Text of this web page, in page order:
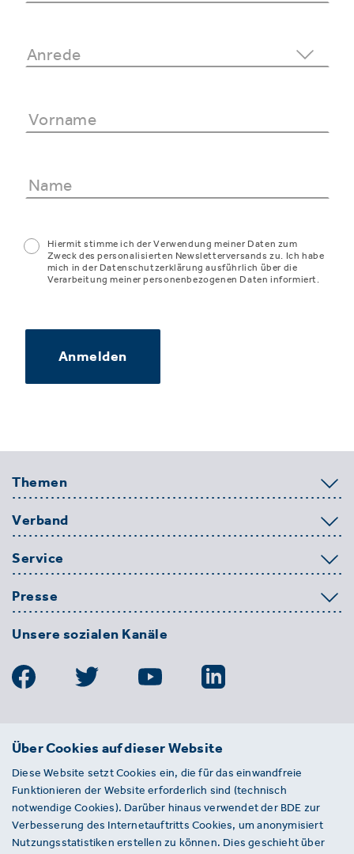
Hiermit stimme ich der Verwendung meiner Daten zum
Zweck des personalisierten Newsletterversands zu. Ich habe
mich in der Datenschutzerklärung ausführlich über die
Verarbeitung meiner personenbezogenen Daten informiert.
Anmelden
Themen
Verband
Service
Presse
Unsere sozialen Kanäle
BDE
Entsorgungs-, Wasser- und
Kreislaufwirtschaft e. V.
Von-der-Heydt-Straße 2
D 10785 Berlin
Über Cookies auf dieser Website
Diese Website setzt Cookies ein, die für das einwandfreie
Funktionieren der Website erforderlich sind (technisch
notwendige Cookies). Darüber hinaus verwendet der BDE zur
Verbesserung des Internetauftritts Cookies, um anonymisiert
Nutzungsstatistiken erstellen zu können. Dies geschieht über